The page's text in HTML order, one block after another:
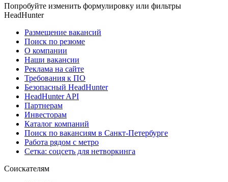
Попробуйте изменить формулировку или фильтры
HeadHunter
Размещение вакансий
Поиск по резюме
О компании
Наши вакансии
Реклама на сайте
Требования к ПО
Безопасный HeadHunter
HeadHunter API
Партнерам
Инвесторам
Каталог компаний
Поиск по вакансиям в Санкт-Петербурге
Работа рядом с метро
Сетка: соцсеть для нетворкинга
Соискателям